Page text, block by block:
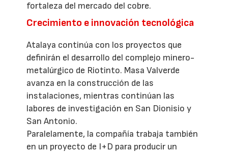
fortaleza del mercado del cobre.
Crecimiento e innovación tecnológica
Atalaya continúa con los proyectos que
definirán el desarrollo del complejo minero-
metalúrgico de Riotinto. Masa Valverde
avanza en la construcción de las
instalaciones, mientras continúan las
labores de investigación en San Dionisio y
San Antonio.
Paralelamente, la compañía trabaja también
en un proyecto de I+D para producir un